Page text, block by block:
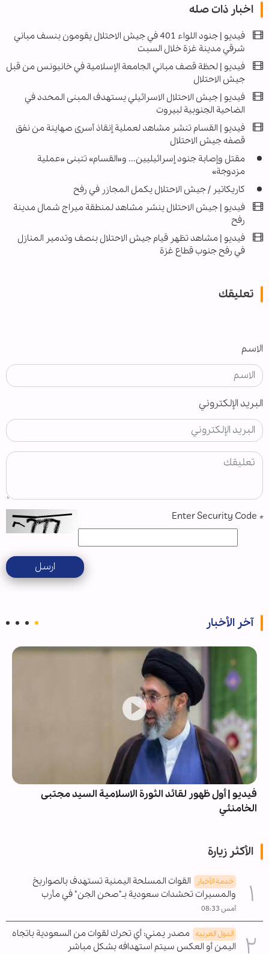
اخبار ذات صله
فيديو | جنود اللواء 401 في جيش الاحتلال يقومون بنسف مباني
شرقي مدينة غزة خلال السبت
فيديو | لحظة قصف مباني الجامعة الإسلامية في خانيونس من قبل
جيش الاحتلال
فيديو | جيش الاحتلال الاسرائيلي يستهدف المبنى المحدد في
الضاحية الجنوبية لبيروت
فيديو | القسام تنشر مشاهد لعملية إنقاذ أسرى صهاينة من نفق
قصفه جيش الاحتلال
مقتل وإصابة جنود إسرائيليين... و«القسام» تتبنى «عملية
مزدوجة»
كاريكاتير / جيش الاحتلال يكمل المجازر في رفح
فيديو | جيش الاحتلال ينشر مشاهد لمنطقة ميراج شمال مدينة
رفح
فيديو | مشاهد تظهر قيام جيش الاحتلال بنصف وتدمير المنازل
في رفح جنوب قطاع غزة
تعليقك
الاسم
البريد الإلكتروني
*
ارسل
آخر الأخبار
فيديو | أول ظهور لقائد الثورة الاسلامية السيد مجتبى
الخامنئي
الأكثر زيارة
خدمة الأخبار
القوات المسلحة اليمنية تستهدف بالصواريخ
والمسيرات تحشدات سعودية بـ"صحن الجن" في مأرب
أمس 08:33
الدول العربیه مصدر يمني: أي تحرك لقوات من السعودية باتجاه
اليمن أو العكس سيتم استهدافه بشكل مباشر